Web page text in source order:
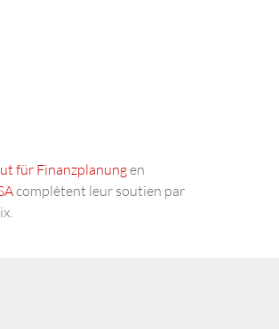
für Finanzplanungen
complètent leur soutien par